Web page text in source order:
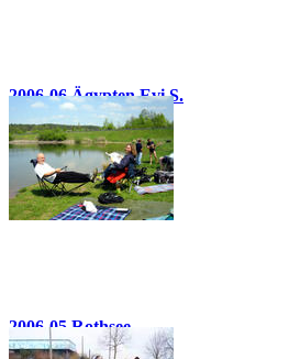
2006-06 Ägypten Evi S.
45 Bilder
2006-05 Rothsee